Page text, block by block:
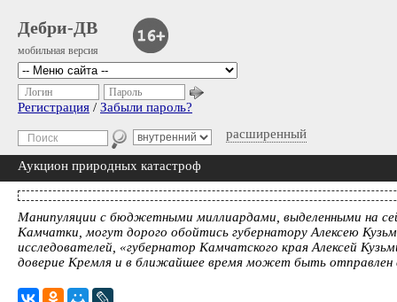
Дебри-ДВ
мобильная версия
расширенный
Логин Пароль
Регистрация / Забыли пароль?
Аукцион природных катастроф
Манипуляции с бюджетными миллиардами, выделенными на
Камчатки, могут дорого обойтись губернатору Алексею
исследователей, «губернатор Камчатского края Алексей
доверие Кремля и в ближайшее время может быть отправлен